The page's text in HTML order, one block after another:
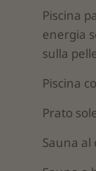
Piscina
energia
sulla
Piscina
Prato
Sauna al